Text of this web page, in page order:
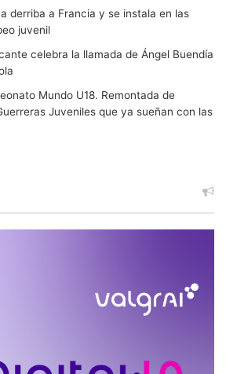
derriba a Francia y se instala en las
juvenil
celebra la llamada de Ángel Buendía
Mundo U18. Remontada de
Juveniles que ya sueñan con las